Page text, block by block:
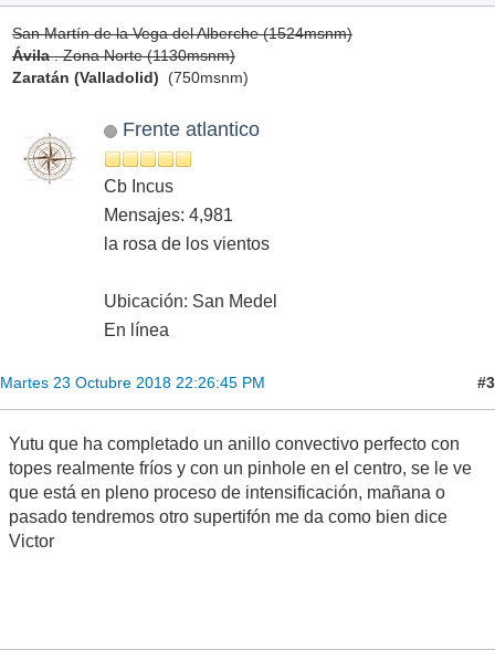
San Martín de la Vega del Alberche (1524msnm)
Ávila. Zona Norte (1130msnm)
Zaratán (Valladolid) (750msnm)
Frente atlantico
Cb Incus
Mensajes: 4,981
la rosa de los vientos
Ubicación: San Medel
En línea
Martes 23 Octubre 2018 22:26:45 PM #3
Yutu que ha completado un anillo convectivo perfecto con
topes realmente fríos y con un pinhole en el centro, se le ve
que está en pleno proceso de intensificación, mañana o
pasado tendremos otro supertifón me da como bien dice
Victor